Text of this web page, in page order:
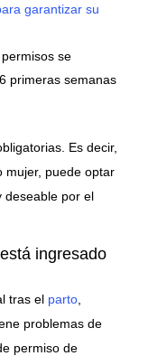
garantizar su
se
primeras semanas
Es decir,
mujer, puede optar
deseable por el
ingresado
tras el parto,
problemas de
permiso de